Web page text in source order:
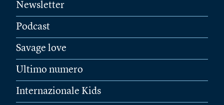
Newsletter
Podcast
Savage love
Ultimo numero
Internazionale Kids